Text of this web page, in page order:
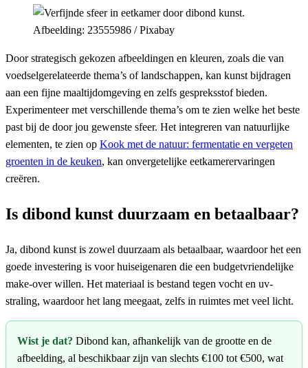
Afbeelding: 23555986 / Pixabay
Door strategisch gekozen afbeeldingen en kleuren, zoals die van
voedselgerelateerde thema’s of landschappen, kan kunst bijdragen
aan een fijne maaltijdomgeving en zelfs gespreksstof bieden.
Experimenteer met verschillende thema’s om te zien welke het beste
past bij de door jou gewenste sfeer. Het integreren van natuurlijke
elementen, te zien op Kook met de natuur: fermentatie en vergeten
groenten in de keuken, kan onvergetelijke eetkamerervaringen
creëren.
Is dibond kunst duurzaam en betaalbaar?
Ja, dibond kunst is zowel duurzaam als betaalbaar, waardoor het een
goede investering is voor huiseigenaren die een budgetvriendelijke
make-over willen. Het materiaal is bestand tegen vocht en uv-
straling, waardoor het lang meegaat, zelfs in ruimtes met veel licht.
Wist je dat? Dibond kan, afhankelijk van de grootte en de
afbeelding, al beschikbaar zijn van slechts €100 tot €500, wat